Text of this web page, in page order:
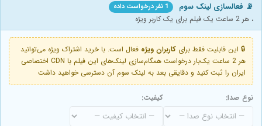
📡 فعالسازی لینک سوم 1 نفر درخواست داده
، هر 2 ساعت یک فیلم برای یک کاربر ویژه
🔒 این قابلیت فقط برای کاربران ویژه فعال است. با خرید اشتراک ویژه می‌توانید
هر 2 ساعت یک‌بار درخواست همگام‌سازی لینک‌های این فیلم با CDN اختصاصی
ایران را ثبت کنید و دقایقی بعد به لینک سوم آن دسترسی خواهید داشت
نوع صدا: کیفیت: